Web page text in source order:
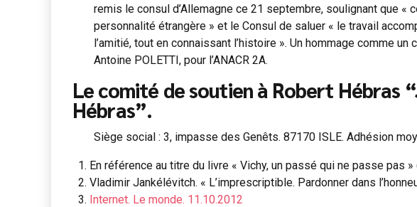
remis le consul d’Allemagne ce 21 septembre, soulignant que
personnalité étrangère » et le Consul de saluer « le travail
l’amitié, tout en connaissant l’histoire ». Un hommage comme
Antoine POLETTI, pour l’ANACR 2A.
Le comité de soutien à Robert Hébras
Hébras”.
Siège social : 3, impasse des Genêts. 87170 ISLE. Adhésion
En référence au titre du livre « Vichy, un passé qui ne passe pas
Vladimir Jankélévitch. « L’imprescriptible. Pardonner dans
Internet. Le monde. 11.10.2012